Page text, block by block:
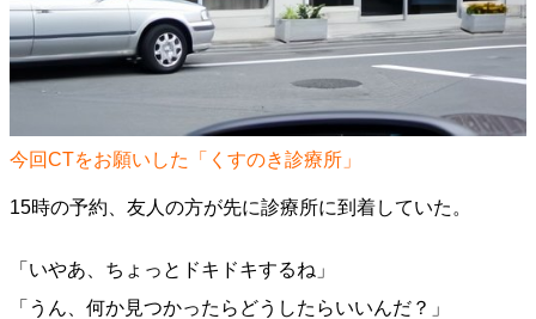
今回CTをお願いした「くすのき診療所」
15時の予約、友人の方が先に診療所に到着していた。
「いやあ、ちょっとドキドキするね」
「うん、何か見つかったらどうしたらいいんだ？」